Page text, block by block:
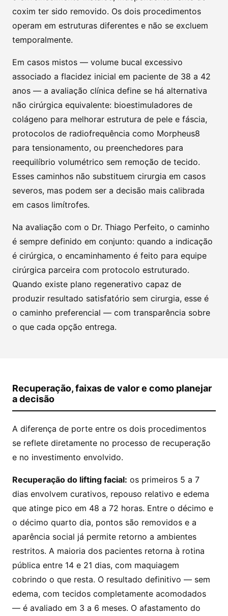
coxim ter sido removido. Os dois procedimentos
operam em estruturas diferentes e não se excluem
temporalmente.
Em casos mistos — volume bucal excessivo
associado a flacidez inicial em paciente de 38 a 42
anos — a avaliação clínica define se há alternativa
não cirúrgica equivalente: bioestimuladores de
colágeno para melhorar estrutura de pele e fáscia,
protocolos de radiofrequência como Morpheus8
para tensionamento, ou preenchedores para
reequilíbrio volumétrico sem remoção de tecido.
Esses caminhos não substituem cirurgia em casos
severos, mas podem ser a decisão mais calibrada
em casos limítrofes.
Na avaliação com o Dr. Thiago Perfeito, o caminho
é sempre definido em conjunto: quando a indicação
é cirúrgica, o encaminhamento é feito para equipe
cirúrgica parceira com protocolo estruturado.
Quando existe plano regenerativo capaz de
produzir resultado satisfatório sem cirurgia, esse é
o caminho preferencial — com transparência sobre
o que cada opção entrega.
Recuperação, faixas de valor e como planejar
a decisão
A diferença de porte entre os dois procedimentos
se reflete diretamente no processo de recuperação
e no investimento envolvido.
Recuperação do lifting facial: os primeiros 5 a 7
dias envolvem curativos, repouso relativo e edema
que atinge pico em 48 a 72 horas. Entre o décimo e
o décimo quarto dia, pontos são removidos e a
aparência social já permite retorno a ambientes
restritos. A maioria dos pacientes retorna à rotina
pública entre 14 e 21 dias, com maquiagem
cobrindo o que resta. O resultado definitivo — sem
edema, com tecidos completamente acomodados
— é avaliado em 3 a 6 meses. O afastamento do